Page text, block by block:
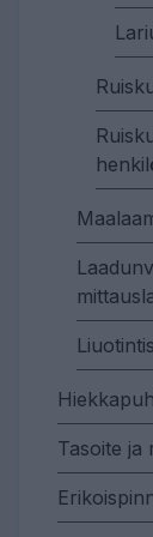
Tasoite ja